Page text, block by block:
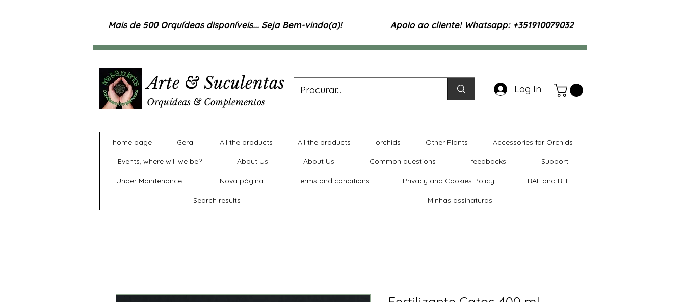
Mais de 500 Orquídeas disponíveis... Seja Bem-vindo(a)! Apoio ao cliente! Whatsapp: +351910079032
Arte & Suculentas
Orquídeas & Complementos
Log In
home page Geral All the products All the products orchids Other Plants Accessories for Orchids
Events, where will we be? About Us About Us Common questions feedbacks Support
Under Maintenance... Nova página Terms and conditions Privacy and Cookies Policy RAL and RLL
Search results Minhas assinaturas